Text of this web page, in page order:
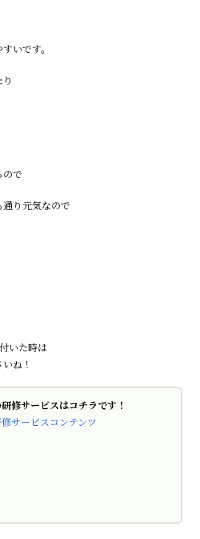
いです。
ので
り元気なので
いた時は
ね！
修サービスはコチラです！
サービスコンテンツ